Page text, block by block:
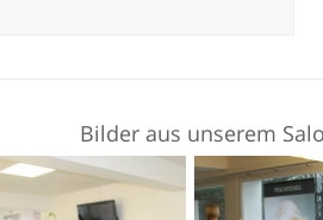
Bilder aus unserem